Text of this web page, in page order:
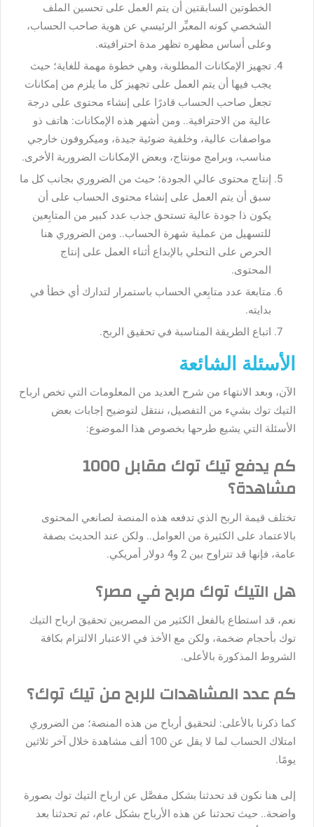
الخطوتين السابقتين أن يتم العمل على تحسين الملف
الشخصي كونه المعبِّر الرئيسي عن هوية صاحب الحساب،
وعلى أساس مظهره تظهر مدة احترافيته.
تجهيز الإمكانات المطلوبة، وهي خطوة مهمة للغاية؛ حيث
يجب فيها أن يتم العمل على تجهيز كل ما يلزم من إمكانات
تجعل صاحب الحساب قادرًا على إنشاء محتوى على درجة
عالية من الاحترافية.. ومن أشهر هذه الإمكانات: هاتف ذو
مواصفات عالية، وخلفية ضوئية جيدة، وميكروفون خارجي
مناسب، وبرامج مونتاج، وبعض الإمكانات الضرورية الأخرى.
إنتاج محتوى عالي الجودة؛ حيث من الضروري بجانب كل ما
سبق أن يتم العمل على إنشاء محتوى الحساب على أن
يكون ذا جودة عالية تستحق جذب عدد كبير من المتابِعين
للتسهيل من عملية شهرة الحساب.. ومن الضروري هنا
الحرص على التحلي بالإبداع أثناء العمل على إنتاج
المحتوى.
متابعة عدد متابِعي الحساب باستمرار لتدارك أي خطأ في
بدايته.
اتباع الطريقة المناسبة في تحقيق الربح.
الأسئلة الشائعة
الآن، وبعد الانتهاء من شرح العديد من المعلومات التي تخص ارباح
التيك توك بشيء من التفصيل، ننتقل لتوضيح إجابات بعض
الأسئلة التي يشيع طرحها بخصوص هذا الموضوع:
كم يدفع تيك توك مقابل 1000
مشاهدة؟
تختلف قيمة الربح الذي تدفعه هذه المنصة لصانعي المحتوى
بالاعتماد على الكثيرة من العوامل.. ولكن عند الحديث بصفة
عامة، فإنها قد تتراوح بين 2 و4 دولار أمريكي.
هل التيك توك مربح في مصر؟
نعم، قد استطاع بالفعل الكثير من المصريين تحقيقَ ارباح التيك
توك بأحجام ضخمة، ولكن مع الأخذ في الاعتبار الالتزام بكافة
الشروط المذكورة بالأعلى.
كم عدد المشاهدات للربح من تيك توك؟
كما ذكرنا بالأعلى: لتحقيق أرباح من هذه المنصة؛ من الضروري
امتلاك الحساب لما لا يقل عن 100 ألف مشاهدة خلال آخر ثلاثين
يومًا.
إلى هنا نكون قد تحدثنا بشكل مفصَّل عن ارباح التيك توك بصورة
واضحة.. حيث تحدثنا عن هذه الأرباح بشكل عام، ثم تحدثنا بعد